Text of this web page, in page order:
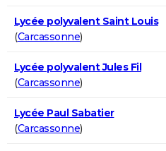
Lycée polyvalent Saint Louis
(Carcassonne)
Lycée polyvalent Jules Fil
(Carcassonne)
Lycée Paul Sabatier
(Carcassonne)